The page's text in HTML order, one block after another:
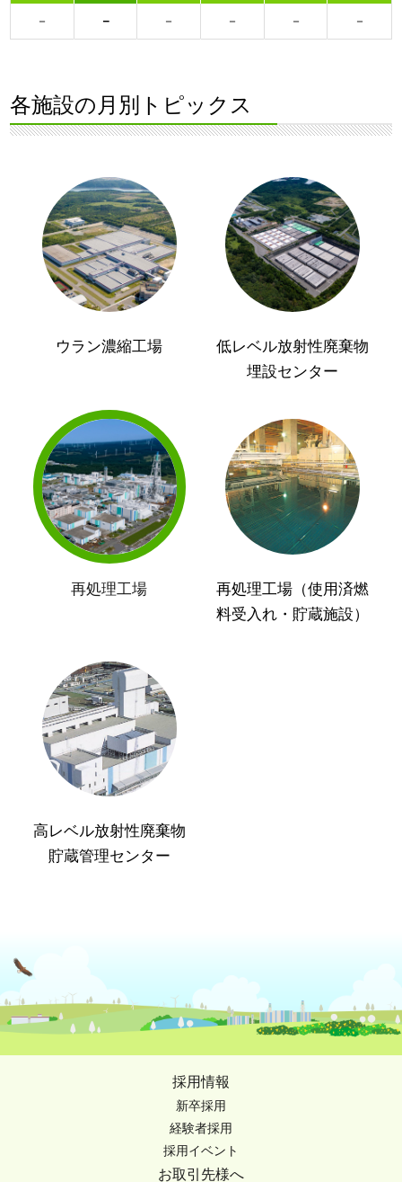
各施設の月別トピックス
ウラン濃縮工場
低レベル放射性廃棄物
埋設センター
再処理工場
再処理工場（使用済燃
料受入れ・貯蔵施設）
高レベル放射性廃棄物
貯蔵管理センター
採用情報
新卒採用
経験者採用
採用イベント
お取引先様へ